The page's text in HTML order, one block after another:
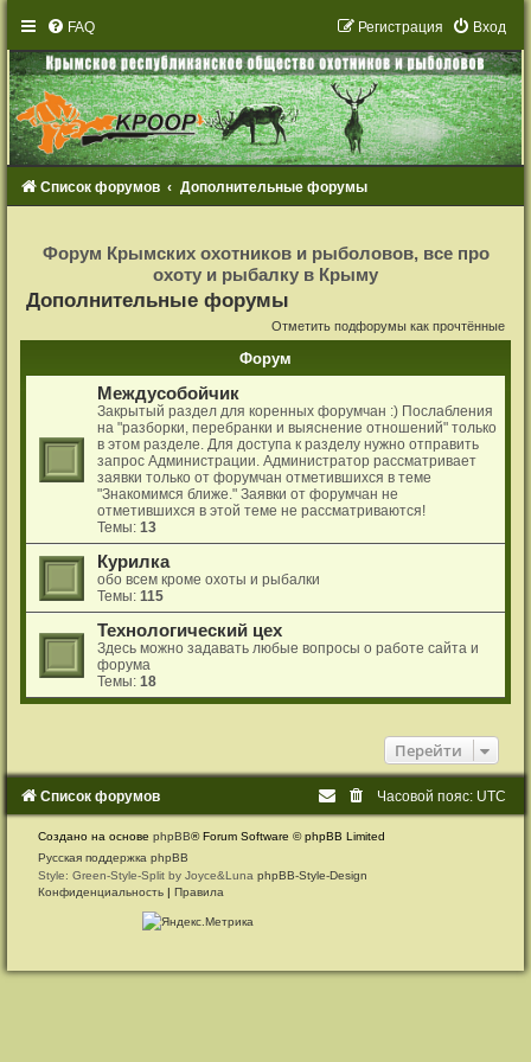
FAQ Вход
Регистрация
Список форумов Дополнительные форумы
с
т
я
Форум Крымских охотников и рыболовов, все про
охоту и рыбалку в Крыму
Дополнительные форумы
Отметить подфорумы как прочтённые
Форум
Междусобойчик
Закрытый раздел для коренных форумчан :) Послабления
на "разборки, перебранки и выяснение отношений" только
в этом разделе. Для доступа к разделу нужно отправить
запрос Администрации. Администратор рассматривает
заявки только от форумчан отметившихся в теме
"Знакомимся ближе." Заявки от форумчан не
отметившихся в этой теме не рассматриваются!
Темы:13
Курилка
обо всем кроме охоты и рыбалки
Темы:115
Технологический цех
Здесь можно задавать любые вопросы о работе сайта и
форума
Темы:18
Перейти
Список форумов Часовой пояс: UTC
Создано на основеphpBB® Forum Software © phpBB Limited
Русская поддержка phpBB
Style: Green-Style-Split by Joyce&LunaphpBB-Style-Design
Конфиденциальность |Правила